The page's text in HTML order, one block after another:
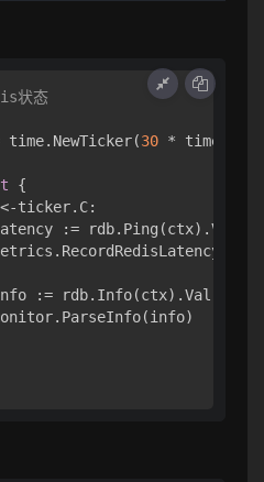
状态
time.NewTicker(
30 *
{
<-ticker.C:
:= rdb.Ping(ctx).Val()
:= rdb.Info(ctx).Val()